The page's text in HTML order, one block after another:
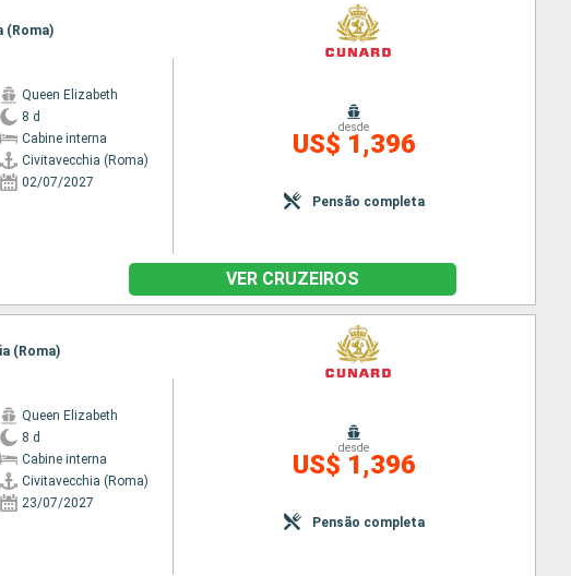
(Roma)
Queen Elizabeth
8 d
Cabine interna
Civitavecchia (Roma)
02/07/2027
desde
US$ 1,396
Pensão completa
VER CRUZEIROS
(Roma)
Queen Elizabeth
8 d
Cabine interna
Civitavecchia (Roma)
23/07/2027
desde
US$ 1,396
Pensão completa